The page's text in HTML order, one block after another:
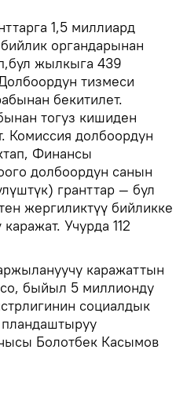
1,5 миллиард
органдарынан
жылкыга 439
тизмеси
бекитилет.
тогуз кишиден
Комиссия долбоордун
Финансы
долбоордун санын
гранттар — бул
жергиликтүү бийликке
Учурда 112
каражаттын
быйыл 5 миллионду
социалдык
Болотбек Касымов